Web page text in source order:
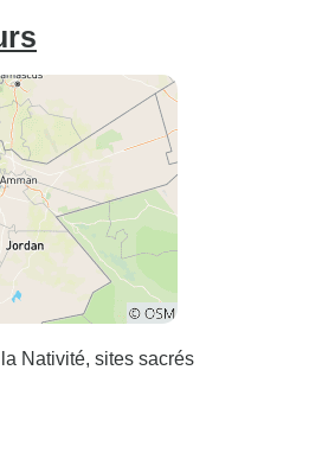
Nativité, sites sacrés